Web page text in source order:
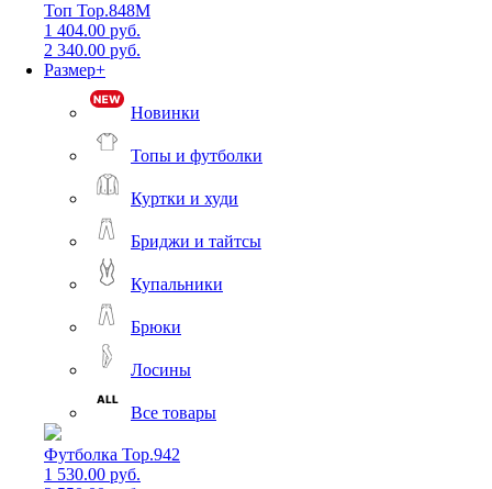
Топ Top.848M
1 404.00 руб.
2 340.00 руб.
Размер+
Новинки
Топы и футболки
Куртки и худи
Бриджи и тайтсы
Купальники
Брюки
Лосины
Все товары
Футболка Top.942
1 530.00 руб.